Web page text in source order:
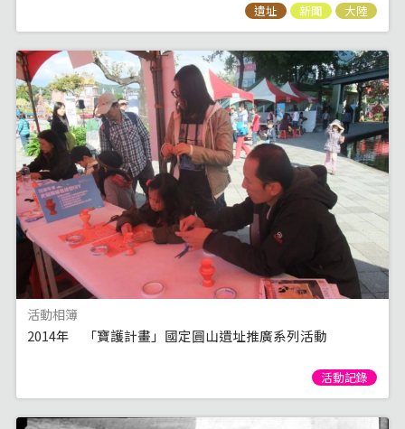
遺址 新聞 大陸
活動相簿
2014年 「寶護計畫」國定圓山遺址推廣系列活動
活動記錄